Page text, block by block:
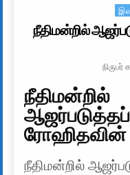
நீதிமன்றில்
நீதிமன்றில்
நீதிமன்றில்